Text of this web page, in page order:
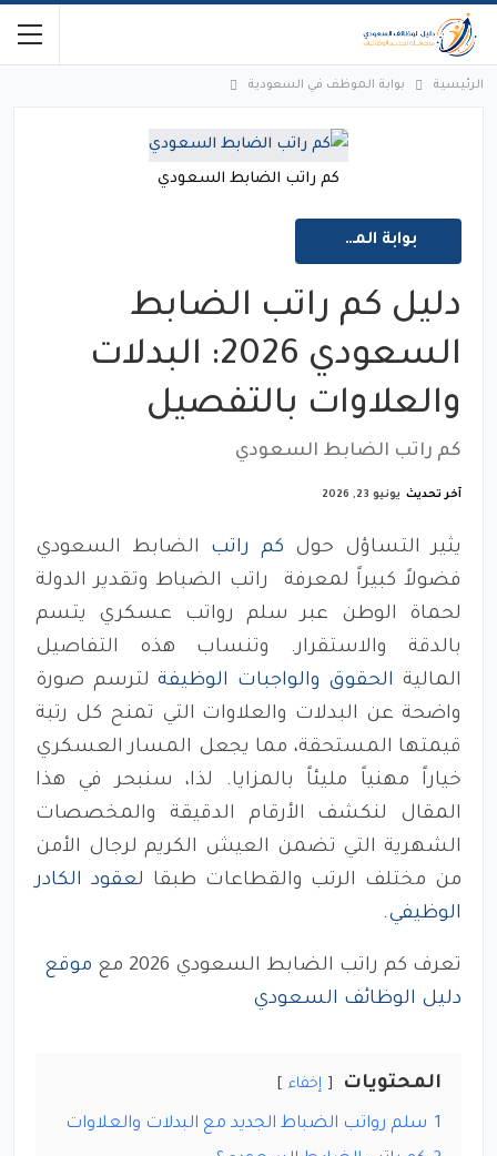
الرئيسية بوابة الموظف في السعودية
كم راتب الضابط السعودي
بوابة الموظف في السعودية
دليل كم راتب الضابط
السعودي 2026: البدلات
والعلاوات بالتفصيل
كم راتب الضابط السعودي
آخر تحديث يونيو 23, 2026
يثير التساؤل حول كم راتب الضابط السعودي
فضولاً كبيراً لمعرفة راتب الضباط وتقدير الدولة
لحماة الوطن عبر سلم رواتب عسكري يتسم
بالدقة والاستقرار. وتنساب هذه التفاصيل
المالية الحقوق والواجبات الوظيفةلترسم صورة
واضحة عن البدلات والعلاوات التي تمنح كل رتبة
قيمتها المستحقة، مما يجعل المسار العسكري
خياراً مهنياً مليئاً بالمزايا. لذا، سنبحر في هذا
المقال لنكشف الأرقام الدقيقة والمخصصات
الشهرية التي تضمن العيش الكريم لرجال الأمن
من مختلف الرتب والقطاعات طبقا لعقود الكادر
الوظيفي.
تعرف كم راتب الضابط السعودي 2026 مع
موقع
دليل الوظائف السعودي
المحتويات إخفاء
1 سلم رواتب الضباط الجديد مع البدلات والعلاوات